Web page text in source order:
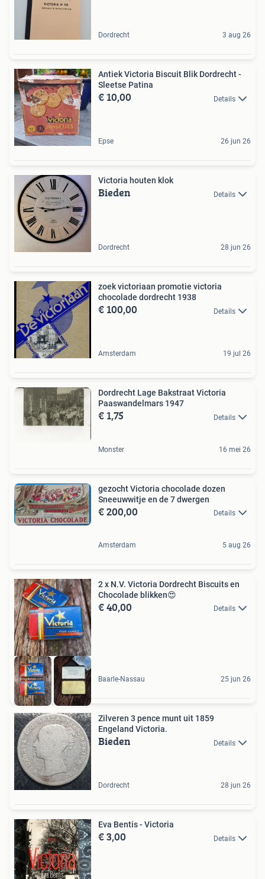
Dordrecht 3 aug 26
Antiek Victoria Biscuit Blik Dordrecht -
Sleetse Patina
€ 10,00 Details
Epse 26 jun 26
Victoria houten klok
Bieden Details
Dordrecht 28 jun 26
zoek victoriaan promotie victoria
chocolade dordrecht 1938
€ 100,00 Details
Amsterdam 19 jul 26
Dordrecht Lage Bakstraat Victoria
Paaswandelmars 1947
€ 1,75 Details
Monster 16 mei 26
gezocht Victoria chocolade dozen
Sneeuwwitje en de 7 dwergen
€ 200,00 Details
Amsterdam 5 aug 26
2 x N.V. Victoria Dordrecht Biscuits en
Chocolade blikken😍
€ 40,00 Details
Baarle-Nassau 25 jun 26
Zilveren 3 pence munt uit 1859
Engeland Victoria.
Bieden Details
Dordrecht 28 jun 26
Eva Bentis - Victoria
€ 3,00 Details